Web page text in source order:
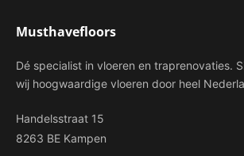
Musthavefloors
Dé specialist in vloeren en traprenovaties.
wij hoogwaardige vloeren door heel
Handelsstraat 15
8263 BE Kampen